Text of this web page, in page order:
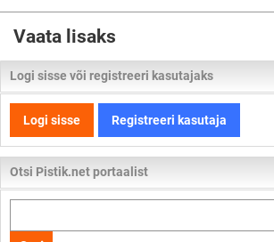
Vaata lisaks
Logi sisse või registreeri kasutajaks
Logi sisse Registreeri kasutaja
Otsi Pistik.net portaalist
kogu